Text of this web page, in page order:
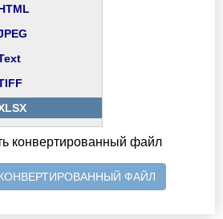
конвертированный файл
ФАЙЛ